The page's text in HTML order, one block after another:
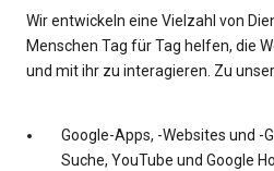
Wir entwickeln eine Vielzahl von
Menschen Tag für Tag helfen, die
und mit ihr zu interagieren. Zu
Google-Apps, -Websites und -
Suche, YouTube und Google